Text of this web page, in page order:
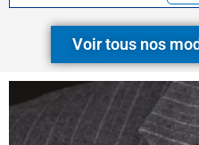
Voir tous nos